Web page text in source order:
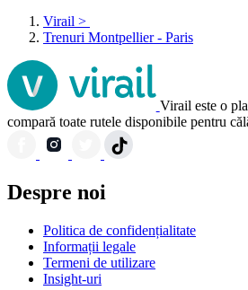
Virail >
Trenuri Montpellier - Paris
Virail este o
compară toate rutele disponibile pentru
Despre noi
Politica de confidențialitate
Informații legale
Termeni de utilizare
Insight-uri